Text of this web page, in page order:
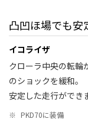
凸凹ほ場でも安
イコライザ
クローラ中央の転輪
のショックを緩和。
安定した走行ができ
※ PKD70に装備